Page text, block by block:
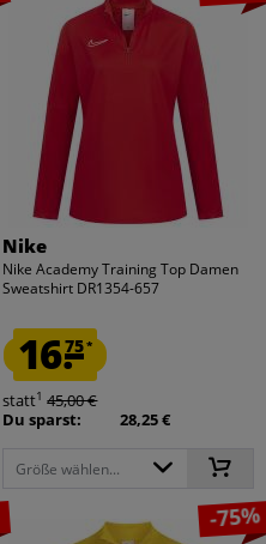
Nike
Nike Academy Training Top Damen
Sweatshirt DR1354-657
16.75*
statt1 45,00 €
Du sparst:
28,25 €
Größe wählen...
-75%